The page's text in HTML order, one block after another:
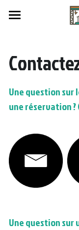
Catalogue
Nous rejoindre
Nous retrouver
Une question
une réservation
Une question sur